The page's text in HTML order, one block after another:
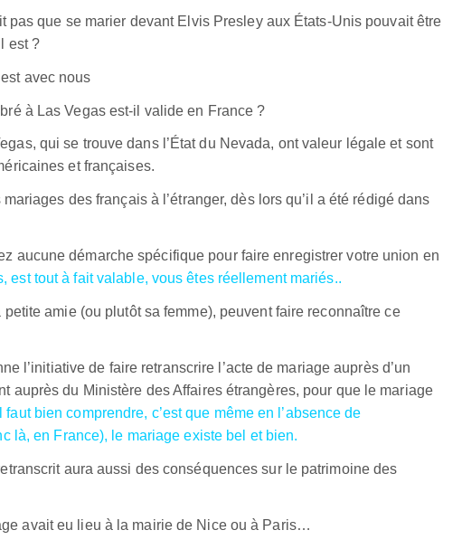
pas que se marier devant Elvis Presley aux États-Unis pouvait être
est ?
avec nous
à Las Vegas est-il valide en France ?
qui se trouve dans l’État du Nevada, ont valeur légale et sont
et françaises.
des français à l’étranger, dès lors qu’il a été rédigé dans
aucune démarche spécifique pour faire enregistrer votre union en
est tout à fait valable, vous êtes réellement mariés..
amie (ou plutôt sa femme), peuvent faire reconnaître ce
l’initiative de faire retranscrire l’acte de mariage auprès d’un
auprès du Ministère des Affaires étrangères, pour que le mariage
faut bien comprendre, c’est que même en l’absence de
là, en France), le mariage existe bel et bien.
aura aussi des conséquences sur le patrimoine des
avait eu lieu à la mairie de Nice ou à Paris…